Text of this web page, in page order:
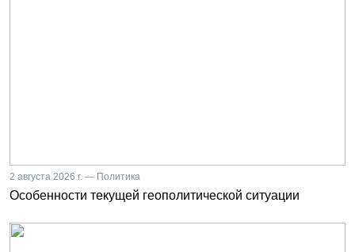
2 августа 2026 г. — Политика
Особенности текущей геополитической ситуации